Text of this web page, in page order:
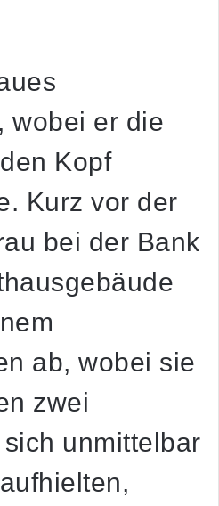
wobei er die
Kopf
Kurz vor der
bei der Bank
ab, wobei sie
zwei
unmittelbar